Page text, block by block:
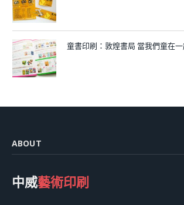
童書印刷：敦煌書局 當我們童在
ABOUT
中威藝術印刷